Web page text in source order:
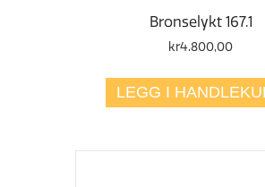
Bronselykt 167.1
kr4.800,00
LEGG I